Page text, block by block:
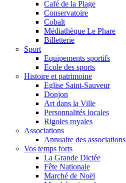
Café de la Plage
Conservatoire
Cobalt
Médiathèque Le Phare
Billetterie
Sport
Equipements sportifs
Ecole des sports
Histoire et patrimoine
Eglise Saint-Sauveur
Donjon
Art dans la Ville
Personnalités locales
Rigoles royales
Associations
Annuaire des associations
Vos temps forts
La Grande Dictée
Fête Nationale
Marché de Noël